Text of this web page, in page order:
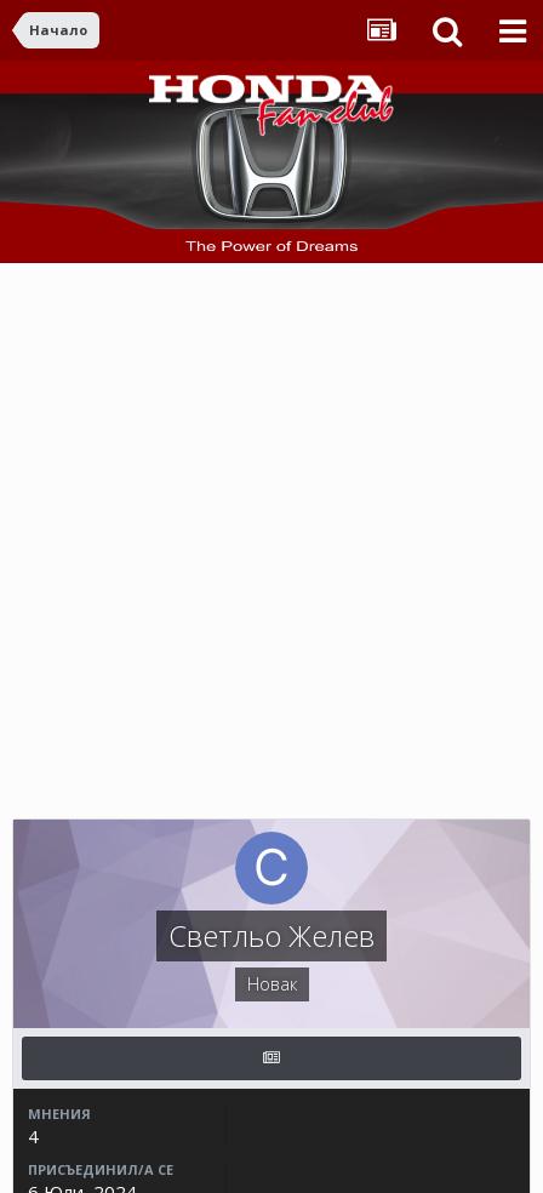
Начало
Светльо Желев
Новак
МНЕНИЯ
4
ПРИСЪЕДИНИЛ/А СЕ